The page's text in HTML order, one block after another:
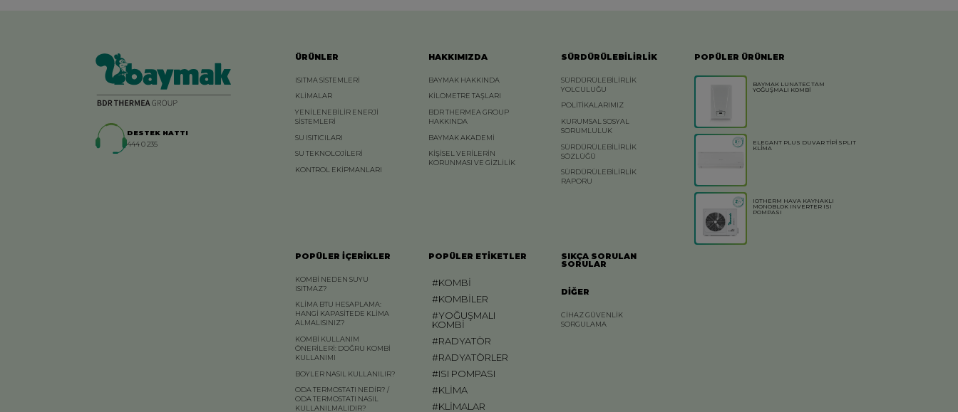
DESTEK HATTI
444 0 235
ÜRÜNLER
ISITMA SİSTEMLERİ
KLİMALAR
YENİLENEBİLİR ENERJİ
SİSTEMLERİ
SU ISITICILARI
SU TEKNOLOJİLERİ
KONTROL EKİPMANLARI
POPÜLER İÇERİKLER
KOMBİ NEDEN SUYU
ISITMAZ?
KLİMA BTU HESAPLAMA:
HANGİ KAPASİTEDE KLİMA
ALMALISINIZ?
KOMBİ KULLANIM
ÖNERİLERİ: DOĞRU KOMBİ
KULLANIMI
BOYLER NASIL KULLANILIR?
ODA TERMOSTATI NEDİR? /
ODA TERMOSTATI NASIL
KULLANILMALIDIR?
HAKKIMIZDA
BAYMAK HAKKINDA
KİLOMETRE TAŞLARI
BDR THERMEA GROUP
HAKKINDA
BAYMAK AKADEMİ
KİŞİSEL VERİLERİN
KORUNMASI VE GİZLİLİK
POPÜLER ETİKETLER
#KOMBİ
#KOMBİLER
#YOĞUŞMALI
KOMBİ
#RADYATÖR
#RADYATÖRLER
#ISI POMPASI
#KLİMA
#KLİMALAR
SÜRDÜRÜLEBİLİRLİK
SÜRDÜRÜLEBİLİRLİK
YOLCULUĞU
POLİTİKALARIMIZ
KURUMSAL SOSYAL
SORUMLULUK
SÜRDÜRÜLEBİLİRLİK
SÖZLÜĞÜ
SÜRDÜRÜLEBİLİRLİK
RAPORU
SIKÇA SORULAN
SORULAR
DİĞER
CİHAZ GÜVENLİK
SORGULAMA
POPÜLER ÜRÜNLER
BAYMAK LUNATEC TAM
YOĞUŞMALI KOMBİ
ELEGANT PLUS DUVAR TİPİ SPLIT
KLİMA
IOTHERM HAVA KAYNAKLI
MONOBLOK INVERTER ISI
POMPASI